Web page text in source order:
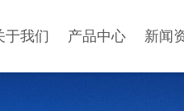
于我们 产品中心 新闻